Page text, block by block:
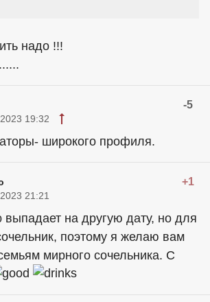
надо !!!
-5
19:32
широкого профиля.
+1
21:21
выпадает на другую дату, но для
поэтому я желаю вам
мирного сочельника. С